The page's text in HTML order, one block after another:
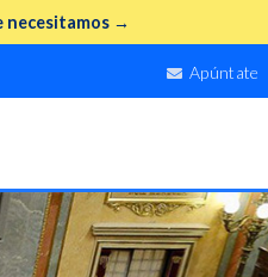
necesitamos →
Apúntate